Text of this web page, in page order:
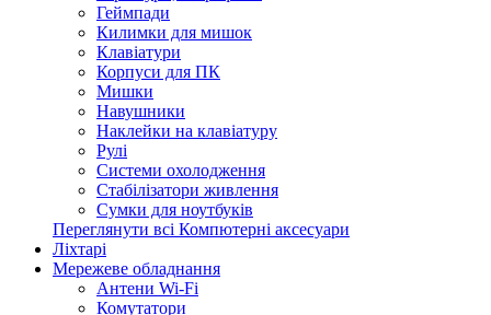
Геймпади
Килимки для мишок
Клавіатури
Корпуси для ПК
Мишки
Навушники
Наклейки на клавіатуру
Рулі
Системи охолодження
Стабілізатори живлення
Сумки для ноутбуків
Переглянути всі Компютерні аксесуари
Ліхтарі
Мережеве обладнання
Антени Wi-Fi
Комутатори